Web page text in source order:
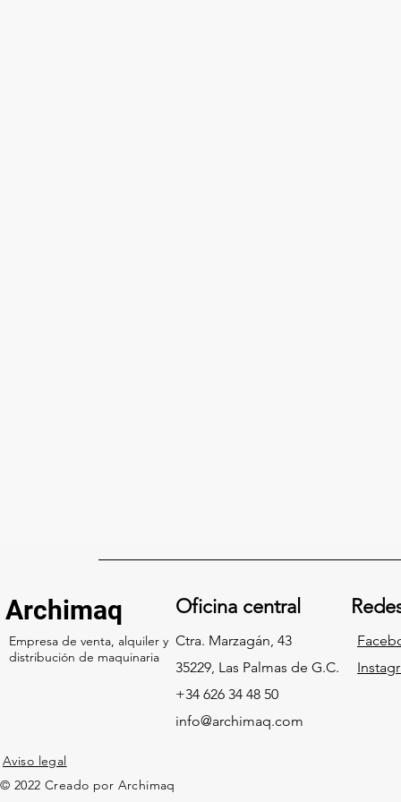
Archimaq
Empresa de venta, alquiler y
distribución de maquinaria
Oficina central
Ctra. Marzagán, 43
35229, Las Palmas de G.C.
+34 626 34 48 50
info@archimaq.com
Aviso legal
© 2022 Creado por Archimaq